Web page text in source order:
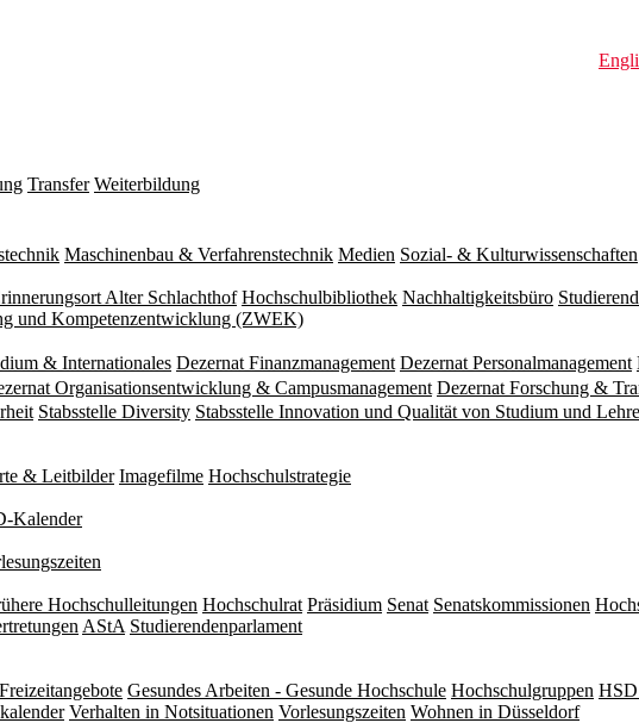
Transfer Weiterbildung
Maschinenbau & Verfahrenstechnik Medien Sozial- & Kulturwissenschaften
Alter Schlachthof Hochschulbibliothek Nachhaltigkeitsbüro
und Kompetenzentwicklung (ZWEK)
& Internationales Dezernat Finanzmanagement Dezernat Personalmanagement
Organisationsentwicklung & Campusmanagement Dezernat Forschung &
Stabsstelle Diversity Stabsstelle Innovation und Qualität von Studium und Lehre
& Leitbilder Imagefilme Hochschulstrategie
Kalender
Hochschulleitungen Hochschulrat Präsidium Senat Senatskommissionen
AStA Studierendenparlament
Freizeitangebote Gesundes Arbeiten - Gesunde Hochschule Hochschulgruppen
Verhalten in Notsituationen Vorlesungszeiten Wohnen in Düsseldorf